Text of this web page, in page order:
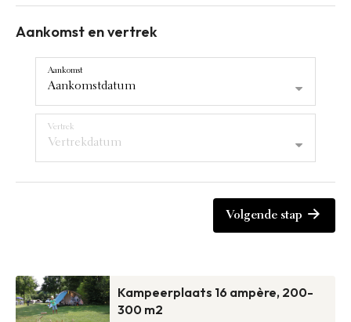
Aankomst en vertrek
Aankomst
Aankomstdatum
Vertrek
Vertrekdatum
Volgende stap
Kampeerplaats 16 ampère, 200-
300 m2